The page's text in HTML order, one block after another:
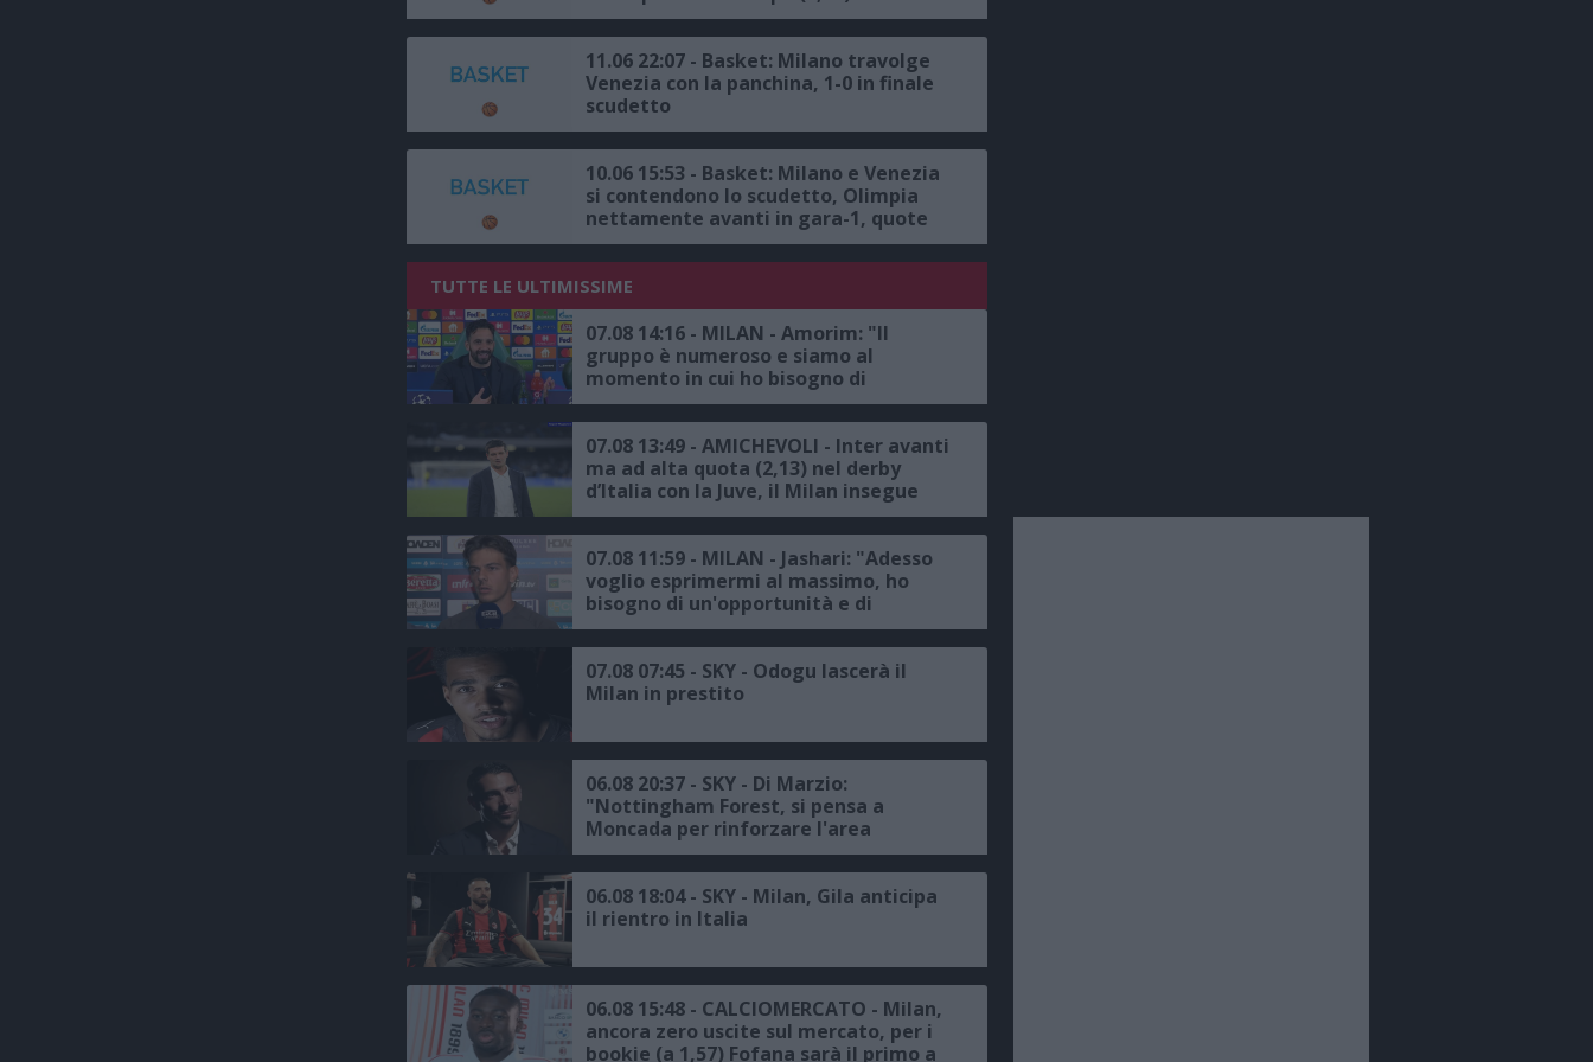
Taliercio che vale lo scudetto
11.06 22:07 - Basket: Milano travolge
Venezia con la panchina, 1-0 in finale
scudetto
10.06 15:53 - Basket: Milano e Venezia
si contendono lo scudetto, Olimpia
nettamente avanti in gara-1, quote
milanesi anche per il titolo
TUTTE LE ULTIMISSIME
07.08 14:16 - MILAN - Amorim: "Il
gruppo è numeroso e siamo al
momento in cui ho bisogno di
raccogliere le informazioni per fare le
scelte giuste"
07.08 13:49 - AMICHEVOLI - Inter avanti
ma ad alta quota (2,13) nel derby
d’Italia con la Juve, il Milan insegue
contro il Chelsea
07.08 11:59 - MILAN - Jashari: "Adesso
voglio esprimermi al massimo, ho
bisogno di un'opportunità e di
continuità, avremmo voluto
disputare la Champions, ma c'è un
trofeo europeo da conquistare"
07.08 07:45 - SKY - Odogu lascerà il
Milan in prestito
06.08 20:37 - SKY - Di Marzio:
"Nottingham Forest, si pensa a
Moncada per rinforzare l'area
sportiva, proposta all'ex dirigente del
Milan"
06.08 18:04 - SKY - Milan, Gila anticipa
il rientro in Italia
06.08 15:48 - CALCIOMERCATO - Milan,
ancora zero uscite sul mercato, per i
bookie (a 1,57) Fofana sarà il primo a